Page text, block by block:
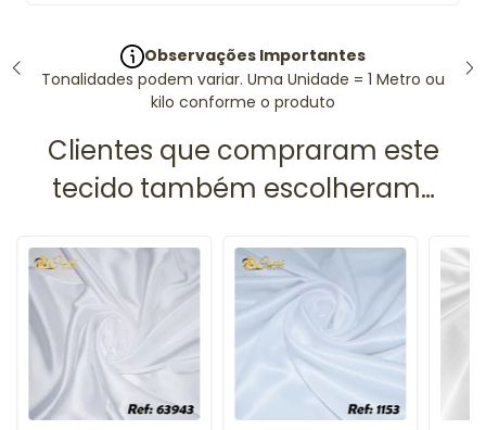
Observações Importantes
Tonalidades podem variar. Uma Unidade = 1 Metro ou
kilo conforme o produto